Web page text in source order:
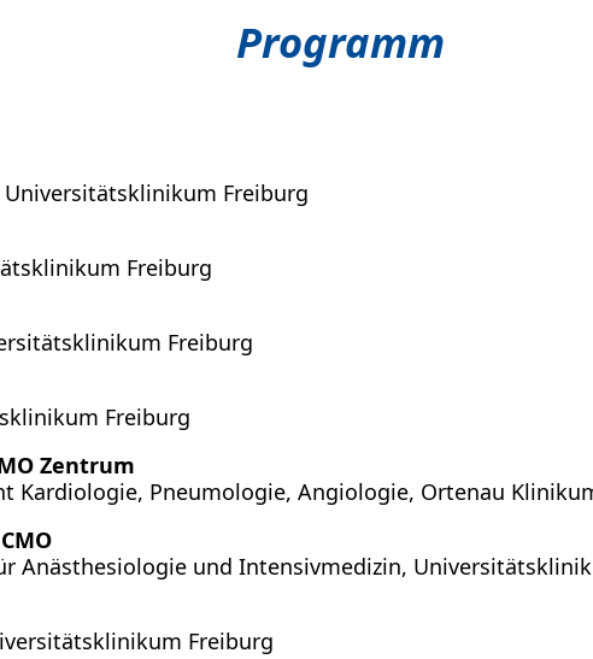
Programm
Universitätsklinikum Freiburg
Freiburg
Freiburg
Freiburg
Zentrum
Kardiologie, Pneumologie, Angiologie, Ortenau
Anästhesiologie und Intensivmedizin,
Freiburg